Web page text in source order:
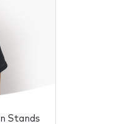
Stands